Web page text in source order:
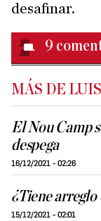
desafinar.
9
MÁS DE
El Nou Camp
despega
16/12/2021 - 02:26
¿Tiene arreglo
15/12/2021 - 02:01